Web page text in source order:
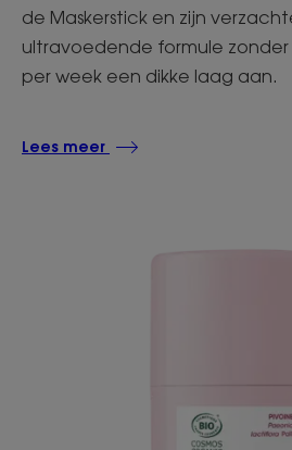
de Maskerstick en zijn
ultravoedende formule zonder
per week een dikke laag aan.
Lees meer